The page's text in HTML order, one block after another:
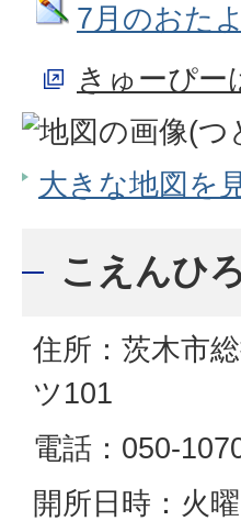
7月のおた
きゅーぴー
大きな地図を
こえんひ
住所：茨木市
ツ101
電話：050-
開所日時：火